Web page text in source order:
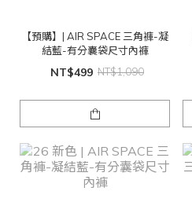
【預購】| AIR SPACE 三角褲-凝
結藍-有分囊袋尺寸內褲
NT$499 NT$1,090